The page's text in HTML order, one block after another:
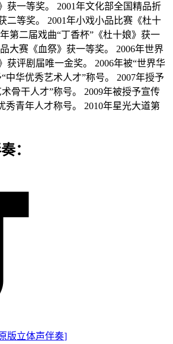
获一等奖。 2001年文化部全国精品折
二等奖。 2001年小戏小品比赛《杜十
第二届戏曲“丁香杯”《杜十娘》获一
大赛《血祭》获一等奖。 2006年世界
获评剧届唯一金奖。 2006年被“世界华
中华优秀艺术人才”称号。 2007年授予
骨干人才”称号。 2009年被授予宣传
秀青年人才称号。 2010年星光大道第
：
版立体声伴奏]